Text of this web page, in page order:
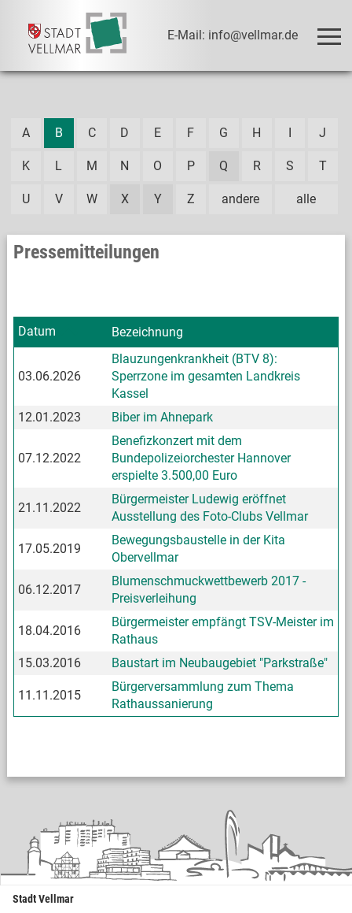
E-Mail: info@vellmar.de
alle
A B C D E F G H I J
K L M N O P Q R S T
U V W X Y Z andere
Pressemitteilungen
Datum Bezeichnung
03.06.2026
Blauzungenkrankheit (BTV 8):
Sperrzone im gesamten Landkreis
Kassel
12.01.2023
Biber im Ahnepark
07.12.2022
Benefizkonzert mit dem
Bundepolizeiorchester Hannover
erspielte 3.500,00 Euro
21.11.2022
Bürgermeister Ludewig eröffnet
Ausstellung des Foto-Clubs Vellmar
17.05.2019
Bewegungsbaustelle in der Kita
Obervellmar
06.12.2017
Blumenschmuckwettbewerb 2017 -
Preisverleihung
18.04.2016
Bürgermeister empfängt TSV-Meister im
Rathaus
15.03.2016
Baustart im Neubaugebiet "Parkstraße"
11.11.2015
Bürgerversammlung zum Thema
Rathaussanierung
Stadt Vellmar